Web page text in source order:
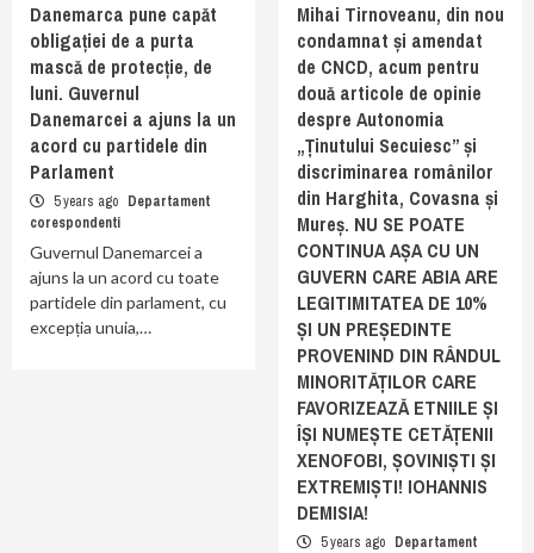
Danemarca pune capăt
obligației de a purta
mască de protecție, de
luni. Guvernul
Danemarcei a ajuns la un
acord cu partidele din
Parlament
5 years ago Departament
corespondenti
Guvernul Danemarcei a
ajuns la un acord cu toate
partidele din parlament, cu
excepția unuia,…
Mihai Tirnoveanu, din nou
condamnat și amendat
de CNCD, acum pentru
două articole de opinie
despre Autonomia
„Ținutului Secuiesc” și
discriminarea românilor
din Harghita, Covasna și
Mureș. NU SE POATE
CONTINUA AȘA CU UN
GUVERN CARE ABIA ARE
LEGITIMITATEA DE 10%
ȘI UN PREȘEDINTE
PROVENIND DIN RÂNDUL
MINORITĂȚILOR CARE
FAVORIZEAZĂ ETNIILE ȘI
ÎȘI NUMEȘTE CETĂȚENII
XENOFOBI, ȘOVINIȘTI ȘI
EXTREMIȘTI! IOHANNIS
DEMISIA!
5 years ago Departament